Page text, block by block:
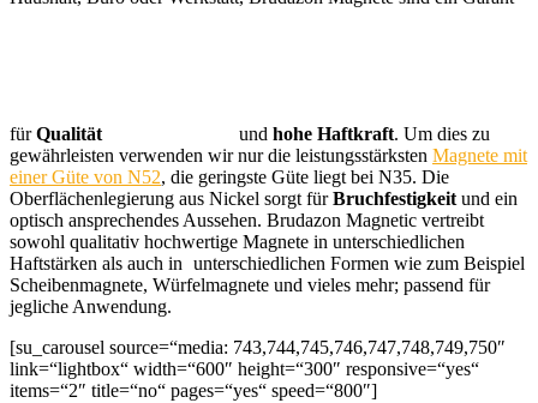
fürQualität und hohe Haftkraft. Um dies zu
gewährleisten verwenden wir nur die leistungsstärksten Magnete mit
einer Güte von N52, die geringste Güte liegt bei N35. Die
Oberflächenlegierung aus Nickel sorgt fürBruchfestigkeit und ein
optisch ansprechendes Aussehen. Brudazon Magnetic vertreibt
sowohl qualitativ hochwertige Magnete in unterschiedlichen
Haftstärken als auch in unterschiedlichen Formen wie zum Beispiel
Scheibenmagnete, Würfelmagnete und vieles mehr; passend für
jegliche Anwendung.
[su_carousel source=“media: 743,744,745,746,747,748,749,750″
link=“lightbox“ width=“600″ height=“300″ responsive=“yes“
items=“2″ title=“no“ pages=“yes“ speed=“800″]